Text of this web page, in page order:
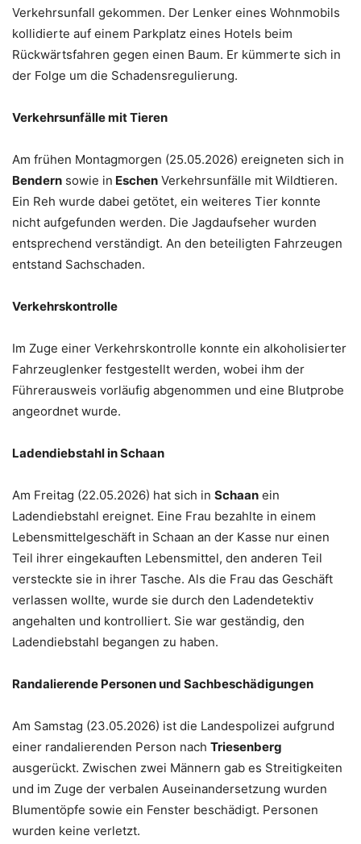
Verkehrsunfall gekommen. Der Lenker eines Wohnmobils
kollidierte auf einem Parkplatz eines Hotels beim
Rückwärtsfahren gegen einen Baum. Er kümmerte sich in
der Folge um die Schadensregulierung.
Verkehrsunfälle mit Tieren
Am frühen Montagmorgen (25.05.2026) ereigneten sich in
Bendern sowie in Eschen Verkehrsunfälle mit Wildtieren.
Ein Reh wurde dabei getötet, ein weiteres Tier konnte
nicht aufgefunden werden. Die Jagdaufseher wurden
entsprechend verständigt. An den beteiligten Fahrzeugen
entstand Sachschaden.
Verkehrskontrolle
Im Zuge einer Verkehrskontrolle konnte ein alkoholisierter
Fahrzeuglenker festgestellt werden, wobei ihm der
Führerausweis vorläufig abgenommen und eine Blutprobe
angeordnet wurde.
Ladendiebstahl in Schaan
Am Freitag (22.05.2026) hat sich in Schaan ein
Ladendiebstahl ereignet. Eine Frau bezahlte in einem
Lebensmittelgeschäft in Schaan an der Kasse nur einen
Teil ihrer eingekauften Lebensmittel, den anderen Teil
versteckte sie in ihrer Tasche. Als die Frau das Geschäft
verlassen wollte, wurde sie durch den Ladendetektiv
angehalten und kontrolliert. Sie war geständig, den
Ladendiebstahl begangen zu haben.
Randalierende Personen und Sachbeschädigungen
Am Samstag (23.05.2026) ist die Landespolizei aufgrund
einer randalierenden Person nach Triesenberg
ausgerückt. Zwischen zwei Männern gab es Streitigkeiten
und im Zuge der verbalen Auseinandersetzung wurden
Blumentöpfe sowie ein Fenster beschädigt. Personen
wurden keine verletzt.